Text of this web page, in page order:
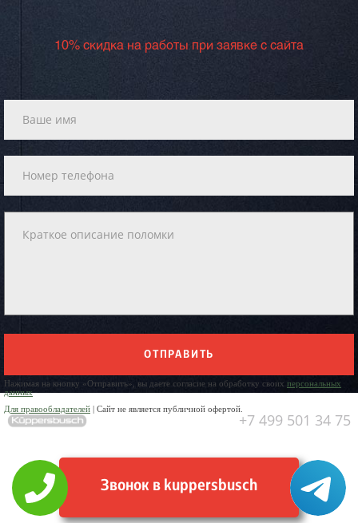
10% скидка на работы при заявке с сайта
ОТПРАВИТЬ
Нажимая на кнопку «Отправить», вы даете согласие на обработку своих персональных
данных
Для правообладателей | Сайт не является публичной офертой.
+7 499 501 34 75
Звонок в kuppersbusch